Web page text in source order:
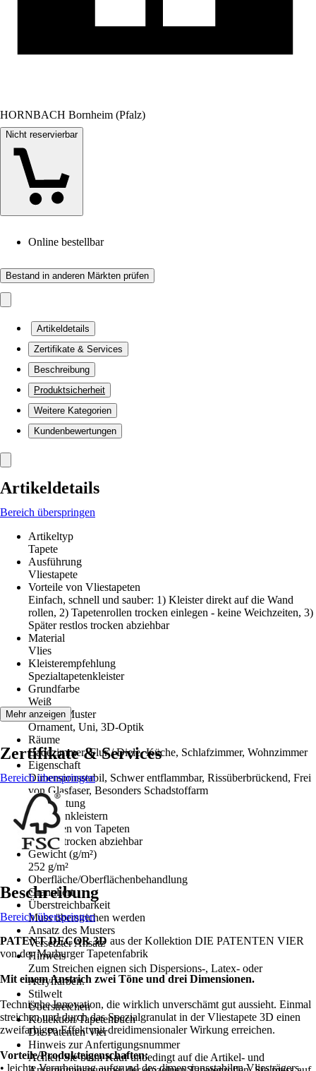
HORNBACH Bornheim (Pfalz)
Nicht reservierbar
Online bestellbar
Bestand in anderen Märkten prüfen
Artikeldetails
Zertifikate & Services
Beschreibung
Produktsicherheit
Weitere Kategorien
Kundenbewertungen
Artikeldetails
Bereich überspringen
Artikeltyp
Tapete
Ausführung
Vliestapete
Vorteile von Vliestapeten
Einfach, schnell und sauber: 1) Kleister direkt auf die Wand
rollen, 2) Tapetenrollen trocken einlegen - keine Weichzeiten, 3)
Später restlos trocken abziehbar
Material
Vlies
Kleisterempfehlung
Spezialtapetenkleister
Grundfarbe
Weiß
Dekor / Muster
Ornament, Uni, 3D-Optik
Räume
Badezimmer, Flur / Diele, Küche, Schlafzimmer, Wohnzimmer
Eigenschaft
Dimensionsstabil, Schwer entflammbar, Rissüberbrückend, Frei
von Glasfaser, Besonders Schadstoffarm
Verarbeitung
Wand einkleistern
Entfernen von Tapeten
Restlos trocken abziehbar
Gewicht (g/m²)
252 g/m²
Oberfläche/Oberflächenbehandlung
Granuliert
Überstreichbarkeit
Muss überstrichen werden
Ansatz des Musters
Versetzter Ansatz
Hinweis
Zum Streichen eignen sich Dispersions-, Latex- oder
Acrylfarben.
Stilwelt
Überstreichen
Kollektion/Tapetenbuch
Die Patenten Vier
Hinweis zur Anfertigungsnummer
Achten Sie beim Kauf unbedingt auf die Artikel- und
Mehr anzeigen
Zertifikate & Services
Bereich überspringen
Beschreibung
Bereich überspringen
PATENT DECOR 3D aus der Kollektion DIE PATENTEN VIER
von der Marburger Tapetenfabrik
Mit einem Anstrich zwei Töne und drei Dimensionen.
Technische Innovation, die wirklich unverschämt gut aussieht. Einmal
streichen und durch das Spezialgranulat in der Vliestapete 3D einen
zweifarbigen Effekt mit dreidimensionaler Wirkung erreichen.
Vorteile/Produkteigenschaften:
• leichte Verarbeitung aufgrund des dimensionsstabilen Vliesträgers